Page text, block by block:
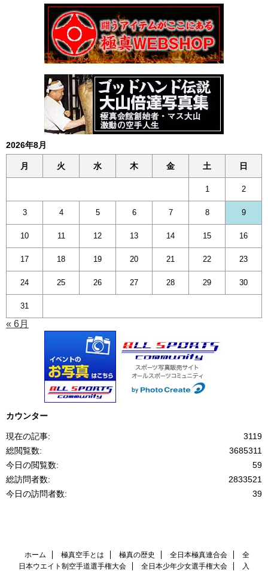
2026年8月
月 火 水 木 金 土 日
1 2
3 4 5 6 7 8 9
10 11 12 13 14 15 16
17 18 19 20 21 22 23
24 25 26 27 28 29 30
31
« 6月
カウンター
3119
現在の記事:
3685311
総閲覧数:
59
今日の閲覧数:
2833521
総訪問者数:
39
今日の訪問者数:
ホーム 極真空手とは 極真の歴史 全日本極真連合会
全
日本ウエイト制空手道選手権大会
全日本少年少女選手権大会 入